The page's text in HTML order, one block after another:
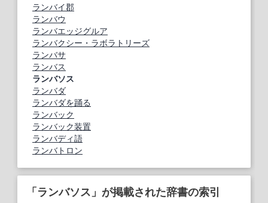
ランバイ郡
ランバウ
ランバエッジグルア
ランバクシー・ラボラトリーズ
ランバサ
ランバス
ランバソス
ランバダ
ランバダを踊る
ランバック
ランバック装置
ランバディ語
ランバトロン
「ランバソス」が掲載された辞書の索引